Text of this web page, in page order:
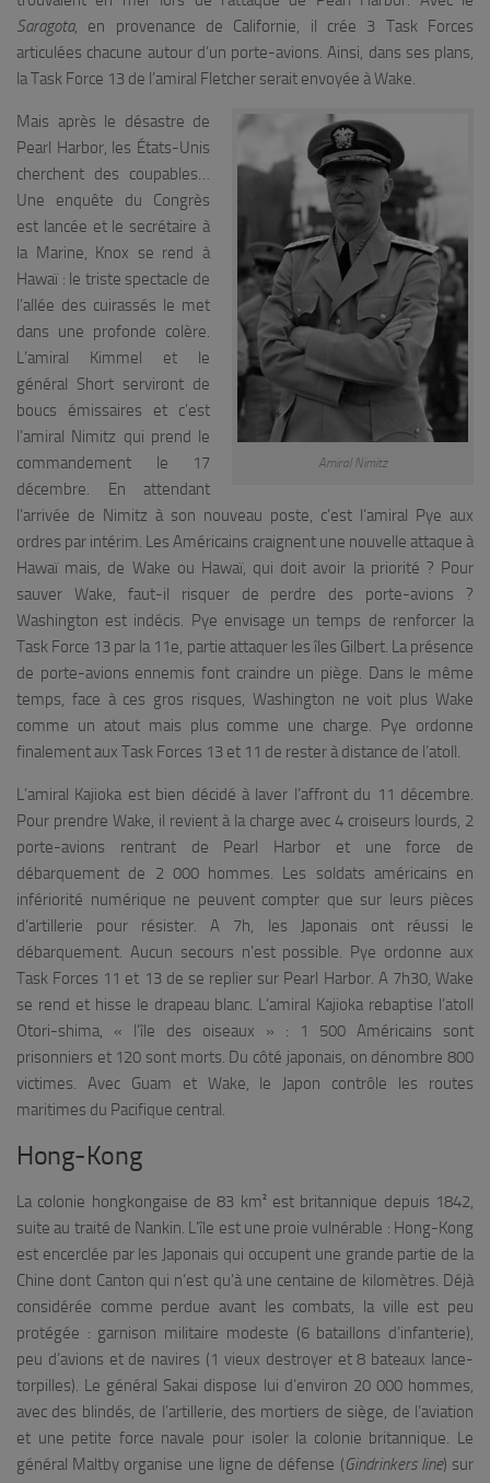
Saragota, en provenance de Californie, il crée 3 Task Forces
articulées chacune autour d’un porte-avions. Ainsi, dans ses plans,
la Task Force 13 de l’amiral Fletcher serait envoyée à Wake.
Amiral Nimitz
Mais après le désastre de
Pearl Harbor, les États-Unis
cherchent des coupables…
Une enquête du Congrès
est lancée et le secrétaire à
la Marine, Knox se rend à
Hawaï : le triste spectacle de
l’allée des cuirassés le met
dans une profonde colère.
L’amiral Kimmel et le
général Short serviront de
boucs émissaires et c’est
l’amiral Nimitz qui prend le
commandement le 17
décembre. En attendant
l’arrivée de Nimitz à son nouveau poste, c’est l’amiral Pye aux
ordres par intérim. Les Américains craignent une nouvelle attaque à
Hawaï mais, de Wake ou Hawaï, qui doit avoir la priorité ? Pour
sauver Wake, faut-il risquer de perdre des porte-avions ?
Washington est indécis. Pye envisage un temps de renforcer la
Task Force 13 par la 11e, partie attaquer les îles Gilbert. La présence
de porte-avions ennemis font craindre un piège. Dans le même
temps, face à ces gros risques, Washington ne voit plus Wake
comme un atout mais plus comme une charge. Pye ordonne
finalement aux Task Forces 13 et 11 de rester à distance de l’atoll.
L’amiral Kajioka est bien décidé à laver l’affront du 11 décembre.
Pour prendre Wake, il revient à la charge avec 4 croiseurs lourds, 2
porte-avions rentrant de Pearl Harbor et une force de
débarquement de 2 000 hommes. Les soldats américains en
infériorité numérique ne peuvent compter que sur leurs pièces
d’artillerie pour résister. A 7h, les Japonais ont réussi le
débarquement. Aucun secours n’est possible. Pye ordonne aux
Task Forces 11 et 13 de se replier sur Pearl Harbor. A 7h30, Wake
se rend et hisse le drapeau blanc. L’amiral Kajioka rebaptise l’atoll
Otori-shima, « l’île des oiseaux » : 1 500 Américains sont
prisonniers et 120 sont morts. Du côté japonais, on dénombre 800
victimes. Avec Guam et Wake, le Japon contrôle les routes
maritimes du Pacifique central.
Hong-Kong
La colonie hongkongaise de 83 km² est britannique depuis 1842,
suite au traité de Nankin. L’île est une proie vulnérable : Hong-Kong
est encerclée par les Japonais qui occupent une grande partie de la
Chine dont Canton qui n’est qu’à une centaine de kilomètres. Déjà
considérée comme perdue avant les combats, la ville est peu
protégée : garnison militaire modeste (6 bataillons d’infanterie),
peu d’avions et de navires (1 vieux destroyer et 8 bateaux lance-
torpilles). Le général Sakai dispose lui d’environ 20 000 hommes,
avec des blindés, de l’artillerie, des mortiers de siège, de l’aviation
et une petite force navale pour isoler la colonie britannique. Le
général Maltby organise une ligne de défense (Gindrinkers line) sur